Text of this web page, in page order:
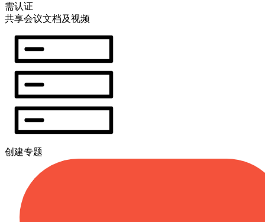
需认证
共享会议文档及视频
创建专题